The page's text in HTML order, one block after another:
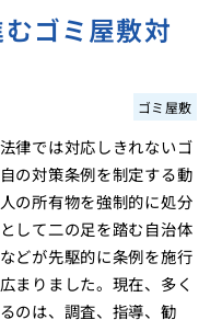
ゴミ屋敷対
ゴミ屋敷
律では対応しきれないゴ
の対策条例を制定する動
の所有物を強制的に処分
して二の足を踏む自治体
どが先駆的に条例を施行
まりました。現在、多く
のは、調査、指導、勧